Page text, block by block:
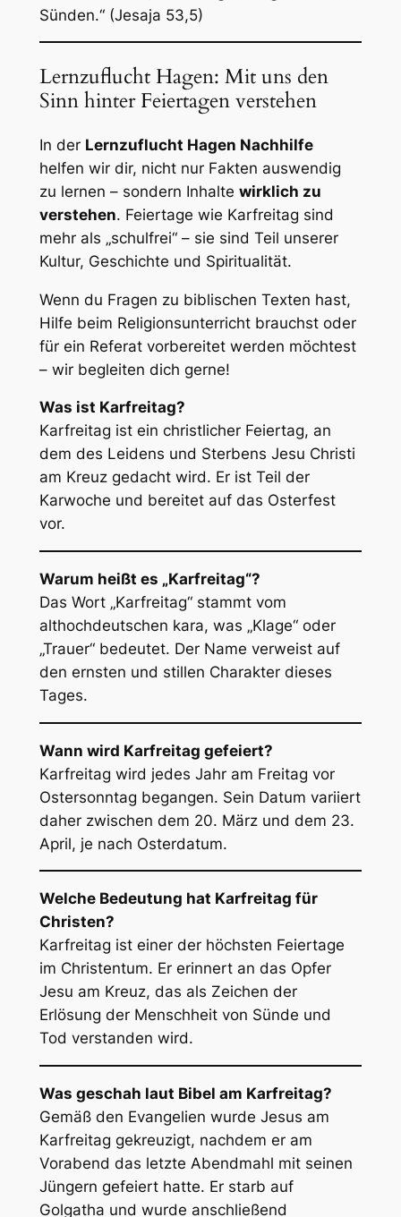
Sünden.“(Jesaja 53,5)
Lernzuflucht Hagen: Mit uns den
Sinn hinter Feiertagen verstehen
In der Lernzuflucht Hagen Nachhilfe
helfen wir dir, nicht nur Fakten auswendig
zu lernen – sondern Inhalte wirklich zu
verstehen. Feiertage wie Karfreitag sind
mehr als „schulfrei“ – sie sind Teil unserer
Kultur, Geschichte und Spiritualität.
Wenn du Fragen zu biblischen Texten hast,
Hilfe beim Religionsunterricht brauchst oder
für ein Referat vorbereitet werden möchtest
– wir begleiten dich gerne!
Was ist Karfreitag?
Karfreitag ist ein christlicher Feiertag, an
dem des Leidens und Sterbens Jesu Christi
am Kreuz gedacht wird. Er ist Teil der
Karwoche und bereitet auf das Osterfest
vor.
Warum heißt es „Karfreitag“?
Das Wort „Karfreitag“ stammt vom
althochdeutschen kara, was „Klage“ oder
„Trauer“ bedeutet. Der Name verweist auf
den ernsten und stillen Charakter dieses
Tages.
Wann wird Karfreitag gefeiert?
Karfreitag wird jedes Jahr am Freitag vor
Ostersonntag begangen. Sein Datum variiert
daher zwischen dem 20. März und dem 23.
April, je nach Osterdatum.
Welche Bedeutung hat Karfreitag für
Christen?
Karfreitag ist einer der höchsten Feiertage
im Christentum. Er erinnert an das Opfer
Jesu am Kreuz, das als Zeichen der
Erlösung der Menschheit von Sünde und
Tod verstanden wird.
Was geschah laut Bibel am Karfreitag?
Gemäß den Evangelien wurde Jesus am
Karfreitag gekreuzigt, nachdem er am
Vorabend das letzte Abendmahl mit seinen
Jüngern gefeiert hatte. Er starb auf
Golgatha und wurde anschließend